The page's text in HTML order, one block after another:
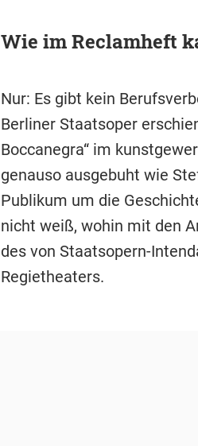
Wie im Reclamheft
Nur: Es gibt kein
Berliner Staatsoper
Boccanegra“ im
genauso ausgebuht wie
Publikum um die
nicht weiß, wohin mit den
des von Staatsopern-
Regietheaters.